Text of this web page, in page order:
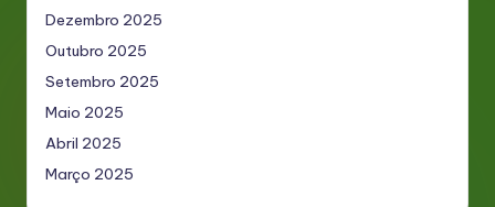
Dezembro 2025
Outubro 2025
Setembro 2025
Maio 2025
Abril 2025
Março 2025